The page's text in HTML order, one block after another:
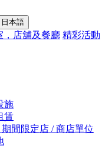
日本語
，店舖及餐廳 精彩活動
施
賃
間限定店 / 商店單位